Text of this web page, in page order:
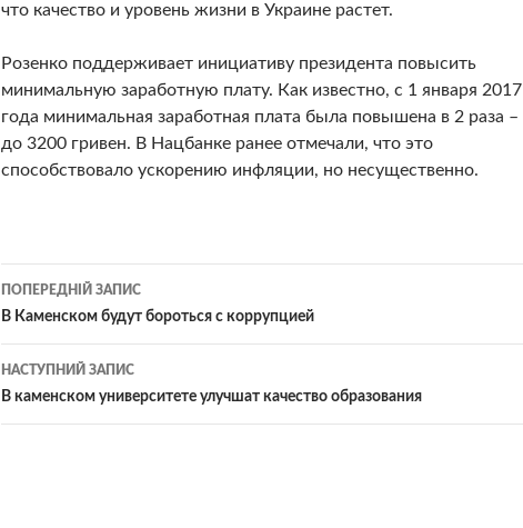
что качество и уровень жизни в Украине растет.
Розенко поддерживает инициативу президента повысить
минимальную заработную плату. Как известно, с 1 января 2017
года минимальная заработная плата была повышена в 2 раза –
до 3200 гривен. В Нацбанке ранее отмечали, что это
способствовало ускорению инфляции, но несущественно.
Навігація
по
записам
ПОПЕРЕДНІЙ ЗАПИС
В Каменском будут бороться с коррупцией
НАСТУПНИЙ ЗАПИС
В каменском университете улучшат качество образования